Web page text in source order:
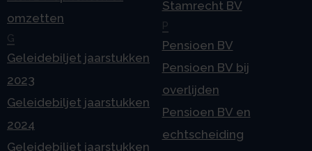
omzetten
G
Geleidebiljet jaarstukken
2023
Geleidebiljet jaarstukken
2024
Geleidebiljet jaarstukken
Stamrecht BV
P
Pensioen BV
Pensioen BV bij
overlijden
Pensioen BV en
echtscheiding